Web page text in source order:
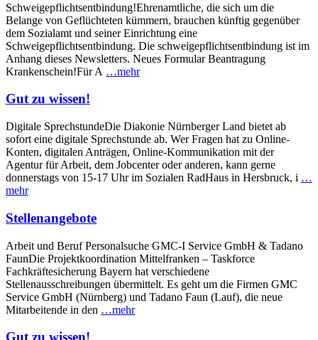
Schweigepflichtsentbindung!Ehrenamtliche, die sich um die
Belange von Geflüchteten kümmern, brauchen künftig gegenüber
dem Sozialamt und seiner Einrichtung eine
Schweigepflichtsentbindung. Die schweigepflichtsentbindung ist im
Anhang dieses Newsletters. Neues Formular Beantragung
Krankenschein!Für A …mehr
Gut zu wissen!
Digitale SprechstundeDie Diakonie Nürnberger Land bietet ab
sofort eine digitale Sprechstunde ab. Wer Fragen hat zu Online-
Konten, digitalen Anträgen, Online-Kommunikation mit der
Agentur für Arbeit, dem Jobcenter oder anderen, kann gerne
donnerstags von 15-17 Uhr im Sozialen RadHaus in Hersbruck, i …
mehr
Stellenangebote
Arbeit und Beruf Personalsuche GMC-I Service GmbH & Tadano
FaunDie Projektkoordination Mittelfranken – Taskforce
Fachkräftesicherung Bayern hat verschiedene
Stellenausschreibungen übermittelt. Es geht um die Firmen GMC
Service GmbH (Nürnberg) und Tadano Faun (Lauf), die neue
Mitarbeitende in den …mehr